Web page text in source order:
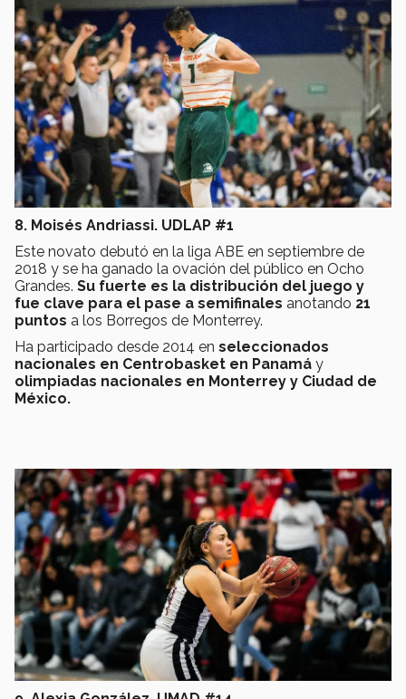
8. Moisés Andriassi. UDLAP #1
Este novato debutó en la liga ABE en septiembre de
2018 y se ha ganado la ovación del público en Ocho
Grandes. Su fuerte es la distribución del juego y
fue clave para el pase a semifinales anotando 21
puntos a los Borregos de Monterrey.
Ha participado desde 2014 en seleccionados
nacionales en Centrobasket en Panamá y
olimpiadas nacionales en Monterrey y Ciudad de
México.